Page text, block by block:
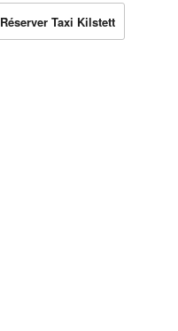
Réserver Taxi Kilstett